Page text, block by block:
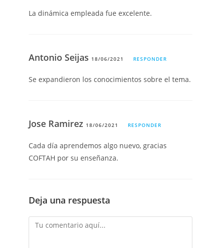
La dinámica empleada fue excelente.
Antonio Seijas 18/06/2021 RESPONDER
Se expandieron los conocimientos sobre el tema.
Jose Ramirez 18/06/2021 RESPONDER
Cada día aprendemos algo nuevo, gracias
COFTAH por su enseñanza.
Deja una respuesta